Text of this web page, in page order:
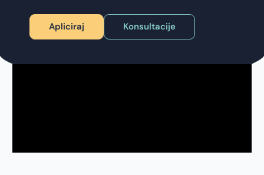
Apliciraj Konsultacije